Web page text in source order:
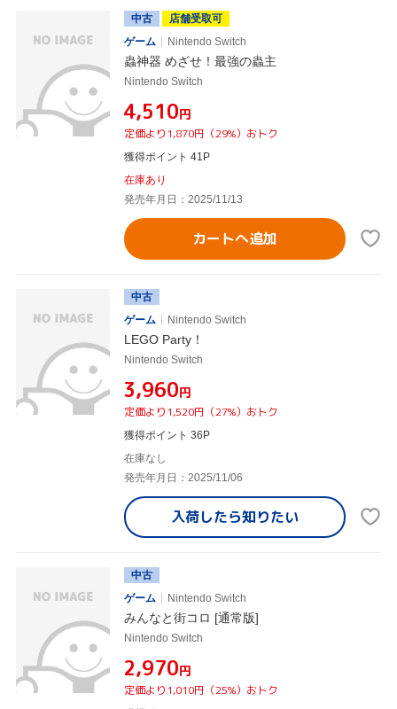
中古
店舗受取可
ゲーム
Nintendo Switch
蟲神器 めざせ！最強の蟲主
Nintendo Switch
¥4,510円
定価より1,870円（29%）おトク
獲得ポイント 41P
在庫あり
発売年月日：2025/11/13
カートへ追加
中古
ゲーム
Nintendo Switch
LEGO Party！
Nintendo Switch
¥3,960円
定価より1,520円（27%）おトク
獲得ポイント 36P
在庫なし
発売年月日：2025/11/06
入荷したら知りたい
中古
ゲーム
Nintendo Switch
みんなと街コロ [通常版]
Nintendo Switch
¥2,970円
定価より1,010円（25%）おトク